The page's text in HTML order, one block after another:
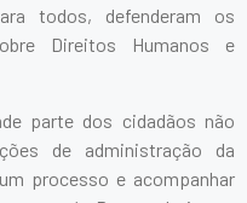
todos, defenderam os
Direitos Humanos e
parte dos cidadãos não
de administração da
processo e acompanhar